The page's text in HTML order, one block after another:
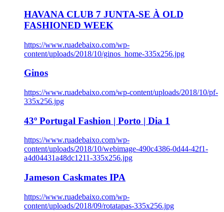
HAVANA CLUB 7 JUNTA-SE À OLD
FASHIONED WEEK
https://www.ruadebaixo.com/wp-
content/uploads/2018/10/ginos_home-335x256.jpg
Ginos
https://www.ruadebaixo.com/wp-content/uploads/2018/10/pf-
335x256.jpg
43º Portugal Fashion | Porto | Dia 1
https://www.ruadebaixo.com/wp-
content/uploads/2018/10/webimage-490c4386-0d44-42f1-
a4d04431a48dc1211-335x256.jpg
Jameson Caskmates IPA
https://www.ruadebaixo.com/wp-
content/uploads/2018/09/rotatapas-335x256.jpg